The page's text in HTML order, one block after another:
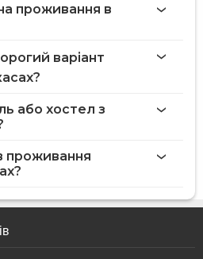
проживання в
варіант
або хостел з
проживання